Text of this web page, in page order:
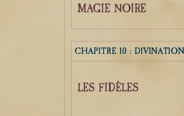
MAGIE NOIRE
CHAPITRE 10 : DIVINATION
LES FIDÈLES